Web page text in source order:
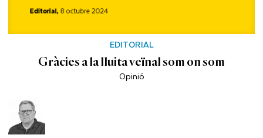
EDITORIAL
Gràcies a la lluita veïnal som on som
Opinió